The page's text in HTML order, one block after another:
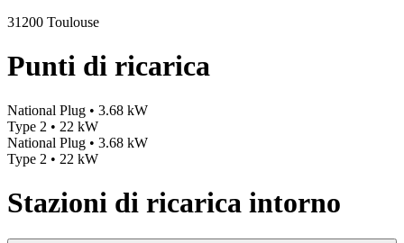
31200 Toulouse
Punti di ricarica
National Plug • 3.68 kW
Type 2 • 22 kW
National Plug • 3.68 kW
Type 2 • 22 kW
Stazioni di ricarica intorno